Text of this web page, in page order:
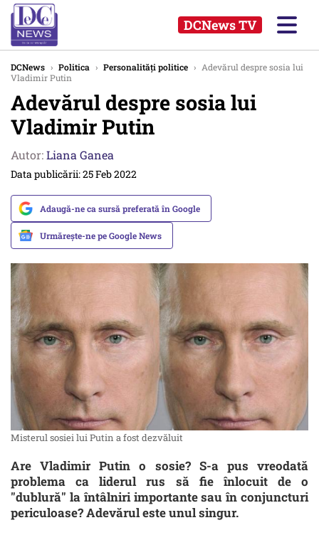
DCNews TV
DCNews › Politica › Personalități politice › Adevărul despre sosia lui
Vladimir Putin
Adevărul despre sosia lui
Vladimir Putin
Autor:Liana Ganea
Data publicării: 25 Feb 2022
Adaugă-ne ca sursă preferată în Google
Urmărește-ne pe Google News
Misterul sosiei lui Putin a fost dezvăluit
Are Vladimir Putin o sosie? S-a pus vreodată
problema ca liderul rus să fie înlocuit de o
"dublură" la întâlniri importante sau în conjuncturi
periculoase? Adevărul este unul singur.